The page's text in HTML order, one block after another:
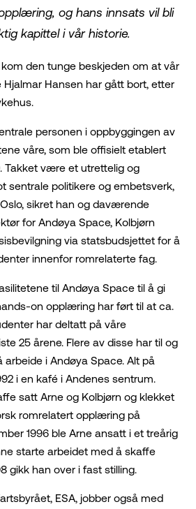
og hans innsats vil bli
kapittel i vår historie.
den tunge beskjeden om at vår
Hjalmar Hansen har gått bort, etter
personen i oppbyggingen av
våre, som ble offisielt etablert
Takket være et utrettelig og
sentrale politikere og embetsverk,
sikret han og daværende
for Andøya Space, Kolbjørn
via statsbudsjettet for å
innenfor romrelaterte fag.
til Andøya Space til å gi
on opplæring har ført til at ca.
har deltatt på våre
25 årene. Flere av disse har til og
i Andøya Space. Alt på
i en kafé i Andenes sentrum.
satt Arne og Kolbjørn og klekket
romrelatert opplæring på
1996 ble Arne ansatt i et treårig
starte arbeidet med å skaffe
gikk han over i fast stilling.
ESA, jobber også med